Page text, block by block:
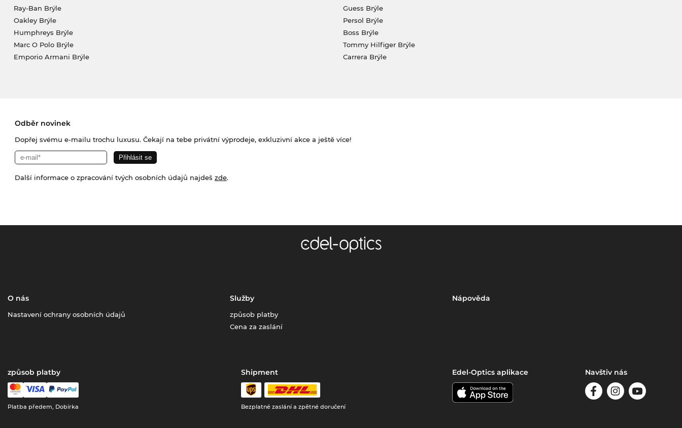
Ray-Ban Brýle
Oakley Brýle
Humphreys Brýle
Marc O Polo Brýle
Emporio Armani Brýle
Guess Brýle
Persol Brýle
Boss Brýle
Tommy Hilfiger Brýle
Carrera Brýle
Odběr novinek
Dopřej svému e-mailu trochu luxusu. Čekají na tebe privátní výprodeje, exkluzivní akce a ještě více!
Další informace o zpracování tvých osobních údajů najdeš zde.
O nás
Nastavení ochrany osobních údajů
Služby
způsob platby
Cena za zaslání
Nápověda
způsob platby
Platba předem, Dobírka
Shipment
Bezplatné zaslání a zpětné doručení
Edel-Optics aplikace Navštiv nás